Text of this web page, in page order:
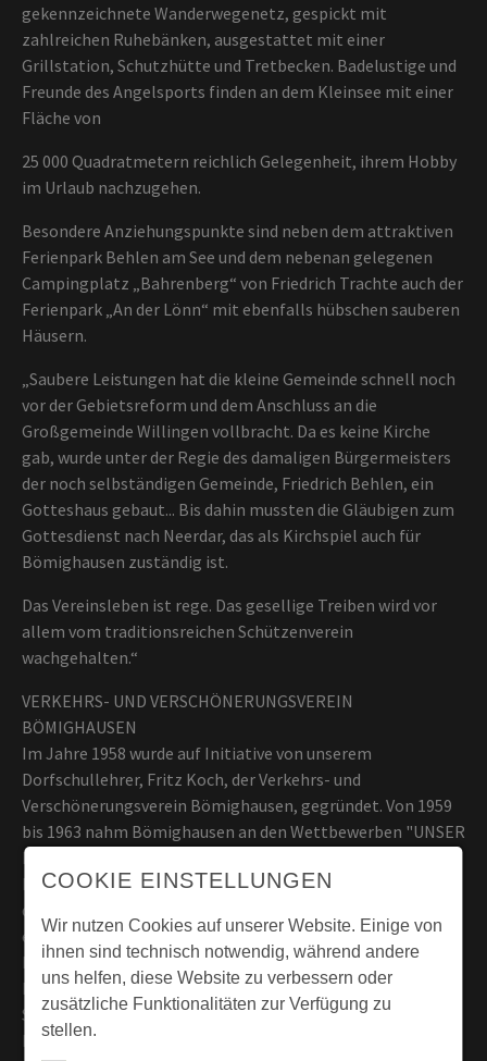
gekennzeichnete Wanderwegenetz, gespickt mit
zahlreichen Ruhebänken, ausgestattet mit einer
Grillstation, Schutzhütte und Tretbecken. Badelustige und
Freunde des Angelsports finden an dem Kleinsee mit einer
Fläche von
25 000 Quadratmetern reichlich Gelegenheit, ihrem Hobby
im Urlaub nachzugehen.
Besondere Anziehungspunkte sind neben dem attraktiven
Ferienpark Behlen am See und dem nebenan gelegenen
Campingplatz „Bahrenberg“ von Friedrich Trachte auch der
Ferienpark „An der Lönn“ mit ebenfalls hübschen sauberen
Häusern.
„Saubere Leistungen hat die kleine Gemeinde schnell noch
vor der Gebietsreform und dem Anschluss an die
Großgemeinde Willingen vollbracht. Da es keine Kirche
gab, wurde unter der Regie des damaligen Bürgermeisters
der noch selbständigen Gemeinde, Friedrich Behlen, ein
Gotteshaus gebaut... Bis dahin mussten die Gläubigen zum
Gottesdienst nach Neerdar, das als Kirchspiel auch für
Bömighausen zuständig ist.
Das Vereinsleben ist rege. Das gesellige Treiben wird vor
allem vom traditionsreichen Schützenverein
wachgehalten.“
VERKEHRS- UND VERSCHÖNERUNGSVEREIN
BÖMIGHAUSEN
Im Jahre 1958 wurde auf Initiative von unserem
Dorfschullehrer, Fritz Koch, der Verkehrs- und
Verschönerungsverein Bömighausen, gegründet. Von 1959
bis 1963 nahm Bömighausen an den Wettbewerben "UNSER
DORF SOLL SCHÖNER WERDEN", teil. Nach Siegen auf
Kreis-, Bezirks- und Landesebene folgte im Jahre 1963
derHöhepunkt: BÖMIGHAUSEN wurde Bundessieger und als
eines der schönsten Dörfer der Bundesrepublik
Deutschland prämiert.
Die Waldeckische Zeitung schrieb: Es war ein herrlicher
Spätsommertag in der Bundeshauptstadt Bonn.
Bundespräsident Heinrich Lübke spricht in der
COOKIE EINSTELLUNGEN
Wir nutzen Cookies auf unserer Website. Einige von
ihnen sind technisch notwendig, während andere
uns helfen, diese Website zu verbessern oder
zusätzliche Funktionalitäten zur Verfügung zu
stellen.